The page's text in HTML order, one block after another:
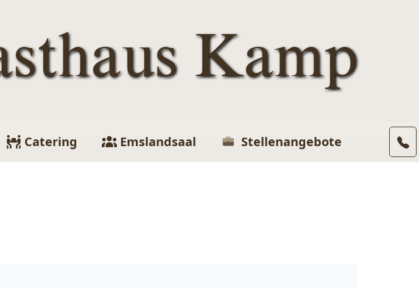
Kamp
Catering Emslandsaal Stellenangebote